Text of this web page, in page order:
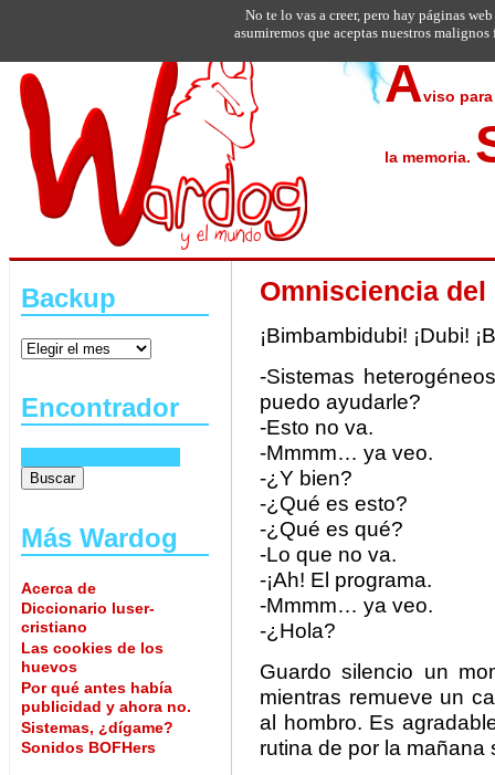
Aviso
la memoria.
Backup
Encontrador
Más Wardog
Acerca de
Diccionario luser-
cristiano
Las cookies de los
huevos
Por qué antes había
publicidad y ahora no.
Sistemas, ¿dígame?
Sonidos BOFHers
Omnisciencia del
¡Bimbambidubi! ¡Dubi!
-Sistemas
puedo ayudarle?
-Esto no va.
-Mmmm… ya veo.
-¿Y bien?
-¿Qué es esto?
-¿Qué es qué?
-Lo que no va.
-¡Ah! El programa.
-Mmmm… ya veo.
-¿Hola?
Guardo silencio un
mientras remueve un
al hombro. Es
rutina de por la mañana
No te lo vas a creer, pero hay páginas
asumiremos que aceptas nuestros